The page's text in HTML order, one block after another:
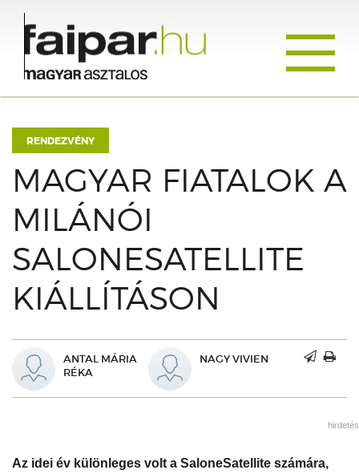
RENDEZVÉNY
MAGYAR FIATALOK A
MILÁNÓI
SALONESATELLITE
KIÁLLÍTÁSON
ANTAL MÁRIA
RÉKA
NAGY VIVIEN
hirdetés
Az idei év különleges volt a SaloneSatellite számára,